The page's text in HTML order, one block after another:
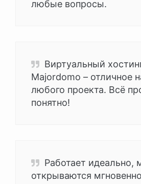
любые вопросы.
Виртуальный
Majordomo – отличное
любого проекта. Всё
понятно!
Работает идеально,
открываются